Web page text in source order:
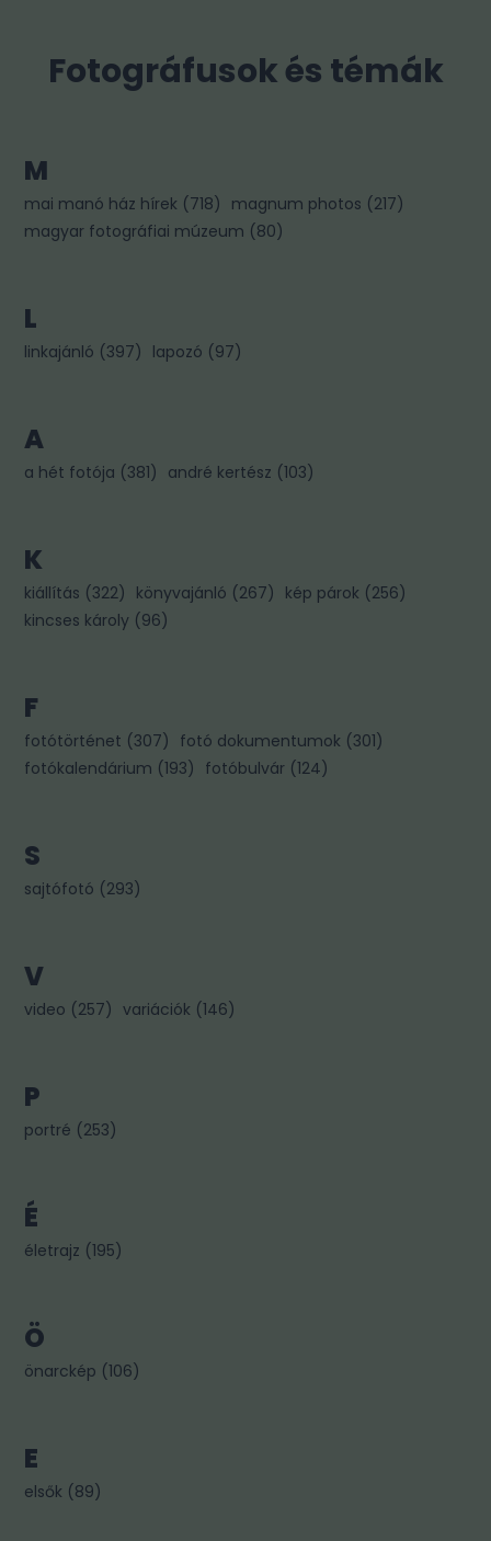
Fotográfusok és témák
M
mai manó ház hírek (718) magnum photos (217)
magyar fotográfiai múzeum (80)
L
linkajánló (397) lapozó (97)
A
a hét fotója (381) andré kertész (103)
K
kiállítás (322) könyvajánló (267) kép párok (256)
kincses károly (96)
F
fotótörténet (307) fotó dokumentumok (301)
fotókalendárium (193) fotóbulvár (124)
S
sajtófotó (293)
V
video (257) variációk (146)
P
portré (253)
É
életrajz (195)
Ö
önarckép (106)
E
elsők (89)